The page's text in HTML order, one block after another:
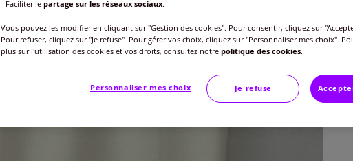
40
- Faciliter le partage sur les réseaux sociaux.
Vous pouvez les modifier en cliquant sur "Gestion des cookies". Pour consentir, cliquez sur
Pour refuser, cliquez sur "Je refuse". Pour gérer vos choix, cliquez sur "Personnaliser mes choix".
plus sur l'utilisation des cookies et vos droits, consultez notre politique des cookies.
Personnaliser mes choix Je refuse